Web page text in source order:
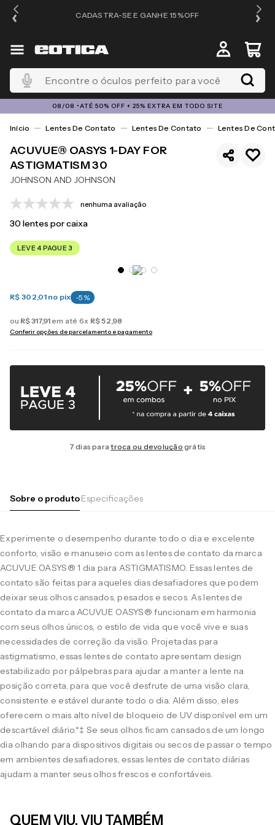
CADASTRA-SE E GANHE 15%OFF
Encontre o óculos perfeito para você
08/08 •ATÉ 50% OFF + 25% EXTRA EM TODO SITE
Lentes De Contato Lentes De Contato Lentes De
ACUVUE® OASYS 1-DAY FOR
ASTIGMATISM 30
JOHNSON AND JOHNSON
nenhuma avaliação
30lentes por caixa
LEVE 4 PAGUE 3
R$ 302,01 no pix -5 %
ou R$317,91 em até 6x R$52,98
Conferir opções de parcelamento e pagamento
7 dias paratroca ou devolução grátis
Sobre o produtoEspecificações
Experimente o desempenho durante todo o dia e excelente
conforto, visão e manuseio com as lentes de contato da marca
ACUVUE OASYS® 1 dia para ASTIGMATISMO. Essas lentes de
contato são feitas para aqueles dias desafiadores que podem
deixar seus olhos cansados, pesados e secos. As lentes de
contato da marca ACUVUE OASYS® funcionam em harmonia
com seus olhos únicos, o estilo de vida que você vive e suas
necessidades de correção da visão. Projetadas para
astigmatismo, essas lentes de contato apresentam design
estabilizado por pálpebras para ajudar a manter a lente na
posição correta, para que você desfrute de uma visão clara,
consistente e estável durante todo o dia. Além disso, eles
oferecem o mais alto nível de bloqueio de UV disponível em um
descartável diário.*‡ Se seus olhos ficam cansados de um longo
dia olhando para dispositivos digitais ou secos de passar o tempo
em ambientes desafiadores, essas lentes de contato diárias
ajudam a manter seus olhos frescos e confortáveis.
QUEM VIU, VIU TAMBÉM